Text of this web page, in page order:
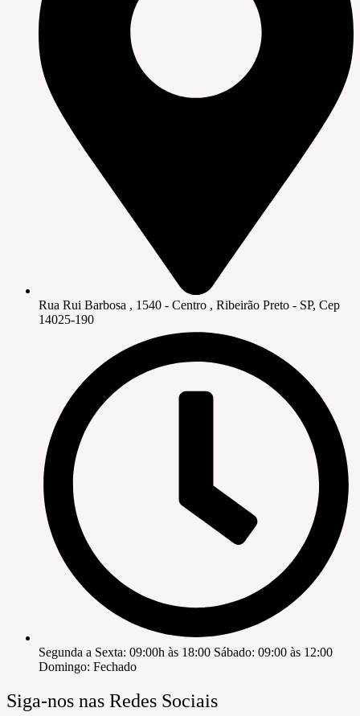
Rua Rui Barbosa , 1540 - Centro , Ribeirão Preto - SP, Cep
14025-190
Segunda a Sexta: 09:00h às 18:00 Sábado: 09:00 às 12:00
Domingo: Fechado
Siga-nos nas Redes Sociais